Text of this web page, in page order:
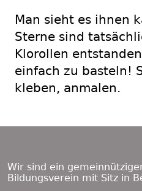
Man sieht es ihnen
Sterne sind
Klorollen
einfach zu basteln!
kleben, anmalen.
Wir sind ein
Bildungsverein mit Sitz in